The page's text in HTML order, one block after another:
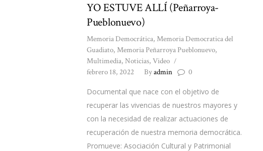
YO ESTUVE ALLÍ (Peñarroya-
Pueblonuevo)
Memoria Democrática, Memoria Democratica del
Guadiato, Memoria Peñarroya Pueblonuevo,
Multimedia, Noticias, Video
febrero 18, 2022
Byadmin 0
Documental que nace con el objetivo de
recuperar las vivencias de nuestros mayores y
con la necesidad de realizar actuaciones de
recuperación de nuestra memoria democrática.
Promueve: Asociación Cultural y Patrimonial